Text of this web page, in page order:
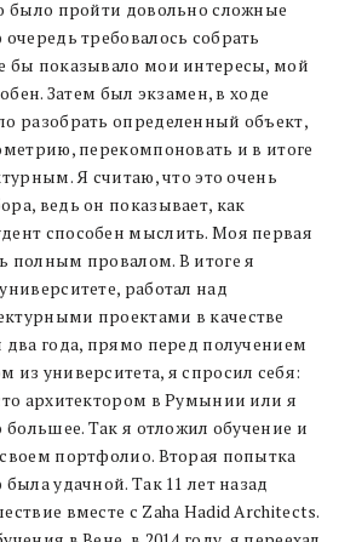
было пройти довольно сложные
требовалось собрать
бы показывало мои интересы, мой
Затем был экзамен, в ходе
разобрать определенный объект,
перекомпоновать и в итоге
Я считаю, что это очень
ведь он показывает, как
способен мыслить. Моя первая
полным провалом. В итоге я
работал над
проектами в качестве
два года, прямо перед получением
из университета, я спросил себя:
архитектором в Румынии или я
большее. Так я отложил обучение и
портфолио. Вторая попытка
удачной. Так 11 лет назад
вместе с Zaha Hadid Architects.